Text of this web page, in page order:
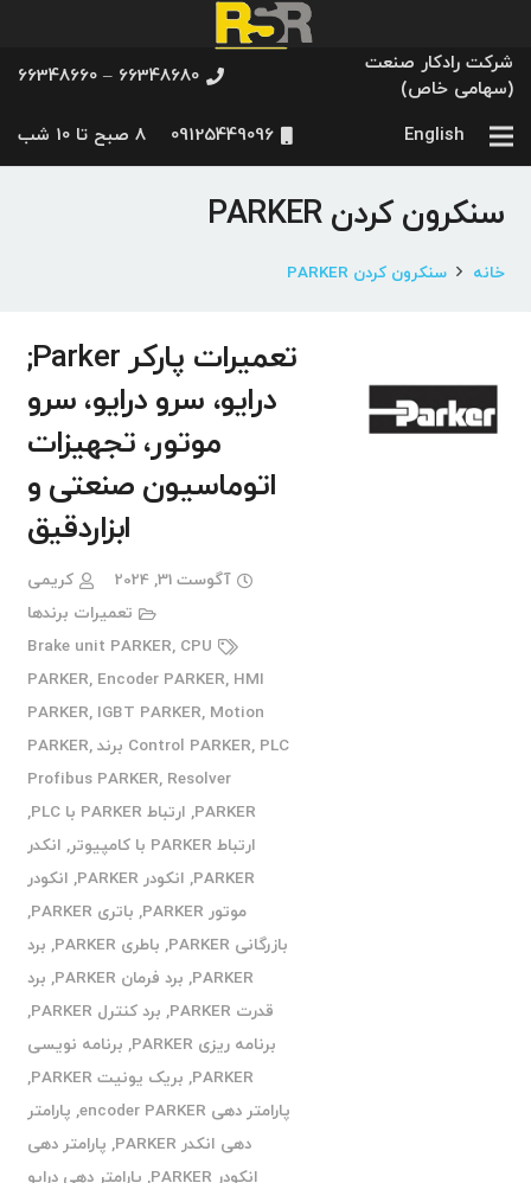
شرکت رادکار صنعت
(سهامی خاص)
66348680 – 66348660
English
09125449096 8 صبح تا 10 شب
سنکرون کردن PARKER
خانه سنکرون کردن PARKER
تعمیرات پارکر Parker;
درایو، سرو درایو، سرو
موتور، تجهیزات
اتوماسیون صنعتی و
ابزاردقیق
آگوست 31, 2024
کریمی
تعمیرات برندها
Brake unit PARKER, CPU
PARKER, Encoder PARKER, HMI
PARKER, IGBT PARKER, Motion
Control PARKER, PLC برند PARKER
,
Profibus PARKER, Resolver
PARKER
, ارتباط PARKER با PLC
,
ارتباط PARKER با کامپیوتر
, انکدر
PARKER
, انکودر PARKER , انکودر
موتور PARKER
, باتری PARKER
,
بازرگانی PARKER
, باطری PARKER , برد
PARKER
, برد فرمان PARKER , برد
قدرت PARKER
, برد کنترل PARKER
,
برنامه ریزی PARKER
, برنامه نویسی
PARKER
, بریک یونیت PARKER
,
پارامتر دهی encoder PARKER
, پارامتر
دهی انکدر PARKER
, پارامتر دهی
انکودر PARKER
, پارامتر دهی درایو